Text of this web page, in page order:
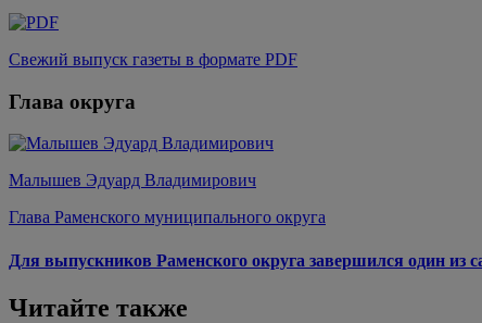
Свежий выпуск газеты в формате PDF
Глава округа
Малышев Эдуард Владимирович
Глава Раменского муниципального округа
Для выпускников Раменского округа завершился один из
Читайте также